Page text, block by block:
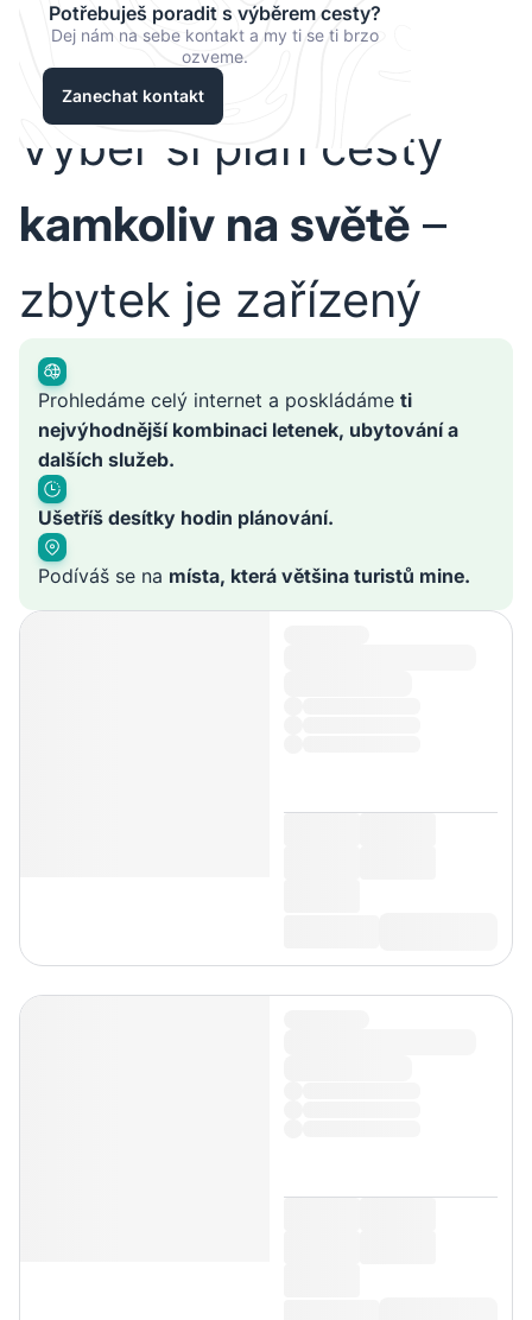
Potřebuješ poradit s výběrem cesty?
Dej nám na sebe kontakt a my ti se ti brzo
ozveme.
Zanechat kontakt
Vyber si plán cesty
kamkoliv na světě –
zbytek je zařízený
Prohledáme celý internet a poskládáme ti
nejvýhodnější kombinaci letenek, ubytování a
dalších služeb.
Ušetříš desítky hodin plánování.
Podíváš se na místa, která většina turistů mine.